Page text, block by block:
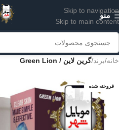
Skip to navigation
Skip to main content
منو
خانه برند گرین لاین / Green Lion
فروخته شده